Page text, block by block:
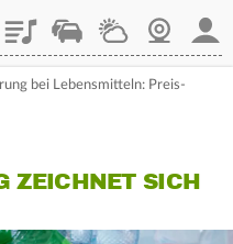
PlaylistStaupilotWetterWebcam
bei Lebensmitteln: Preis-
ZEICHNET SICH